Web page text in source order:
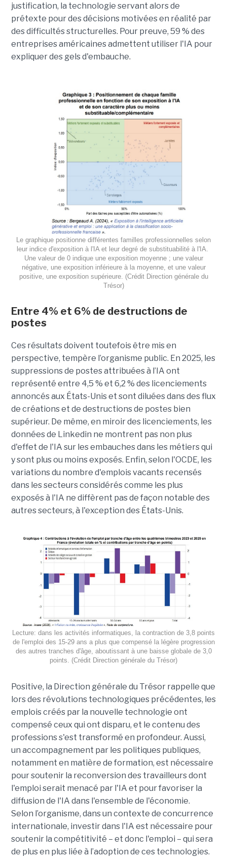
justification, la technologie servant alors de
prétexte pour des décisions motivées en réalité par
des difficultés structurelles. Pour preuve, 59 % des
entreprises américaines admettent utiliser l'IA pour
expliquer des gels d'embauche.
Le graphique positionne différentes familles professionnelles selon
leur indice d'exposition à l'IA et leur degré de substituabilité à l'IA.
Une valeur de 0 indique une exposition moyenne ; une valeur
négative, une exposition inférieure à la moyenne, et une valeur
positive, une exposition supérieure. (Crédit Direction générale du
Trésor)
Entre 4% et 6% de destructions de
postes
Ces résultats doivent toutefois être mis en
perspective, tempère l’organisme public. En 2025, les
suppressions de postes attribuées à l’IA ont
représenté entre 4,5 % et 6,2 % des licenciements
annoncés aux États-Unis et sont diluées dans des flux
de créations et de destructions de postes bien
supérieur. De même, en miroir des licenciements, les
données de Linkedin ne montrent pas non plus
d'effet de l'IA sur les embauches dans les métiers qui
y sont plus ou moins exposés. Enfin, selon l'OCDE, les
variations du nombre d'emplois vacants recensés
dans les secteurs considérés comme les plus
exposés à l'IA ne diffèrent pas de façon notable des
autres secteurs, à l'exception des États-Unis.
Lecture: dans les activités informatiques, la contraction de 3,8 points
de l'emploi des 15-29 ans a plus que compensé la légère progression
des autres tranches d'âge, aboutissant à une baisse globale de 3,0
points. (Crédit Direction générale du Trésor)
Positive, la Direction générale du Trésor rappelle que
lors des révolutions technologiques précédentes, les
emplois créés par la nouvelle technologie ont
compensé ceux qui ont disparu, et le contenu des
professions s'est transformé en profondeur. Aussi,
un accompagnement par les politiques publiques,
notamment en matière de formation, est nécessaire
pour soutenir la reconversion des travailleurs dont
l'emploi serait menacé par l'IA et pour favoriser la
diffusion de l'IA dans l'ensemble de l'économie.
Selon l’organisme, dans un contexte de concurrence
internationale, investir dans l'IA est nécessaire pour
soutenir la compétitivité – et donc l'emploi – qui sera
de plus en plus liée à l’adoption de ces technologies.